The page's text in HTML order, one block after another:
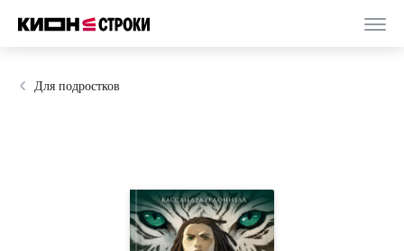
Для подростков